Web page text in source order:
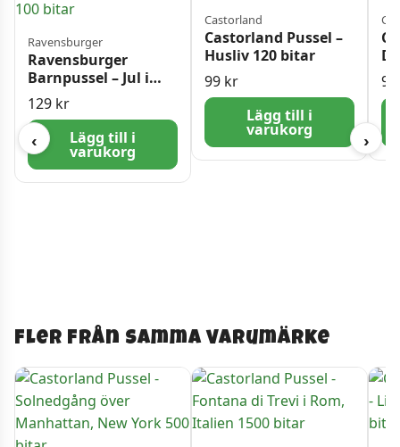
‹
Ravensburger
Ravensburger
Barnpussel – Jul i
skogen 100 bitar
129 kr
Lägg till i
varukorg
Castorland
Castorland Pussel –
Husliv 120 bitar
99 kr
Lägg till i
varukorg
99
›
Fler från samma varumärke